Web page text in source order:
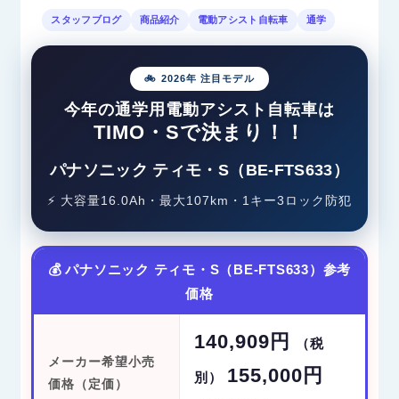
スタッフブログ 商品紹介 電動アシスト自転車 通学
🚲 2026年 注目モデル
今年の通学用電動アシスト自転車は
TIMO・Sで決まり！！
パナソニック ティモ・S（BE-FTS633）
⚡ 大容量16.0Ah・最大107km・1キー3ロック防犯
💰 パナソニック ティモ・S（BE-FTS633）参考
価格
メーカー希望小売
価格（定価）
140,909円 （税
別） 155,000円